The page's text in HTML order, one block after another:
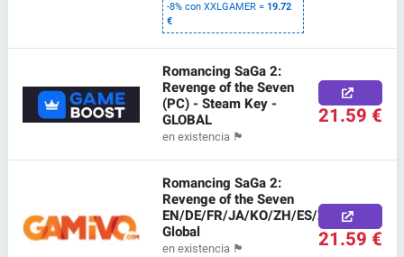
-8% con XXLGAMER =19.72
€
Romancing SaGa 2:
Revenge of the Seven
(PC) - Steam Key -
GLOBAL
en existencia 🏴
21.59 €
Romancing SaGa 2:
Revenge of the Seven
EN/DE/FR/JA/KO/ZH/ES/ZH
Global
en existencia 🏴 21.59 €